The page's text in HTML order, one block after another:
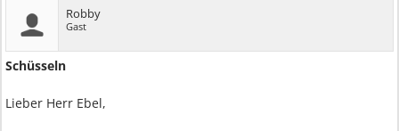
Robby
Gast
Schüsseln
Lieber Herr Ebel,